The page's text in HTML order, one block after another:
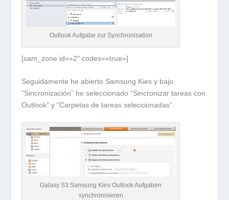
Outlook Aufgabe zur Synchronisation
[sam_zone id=»2″ codes=»true»]
Seguidamente he abierto Samsung Kies y bajo
“Sincronización” he seleccionado “Sincronizar tareas con
Outlook” y “Carpetas de tareas seleccionadas”.
Galaxy S3 Samsung Kies Outlook Aufgaben
synchronisieren